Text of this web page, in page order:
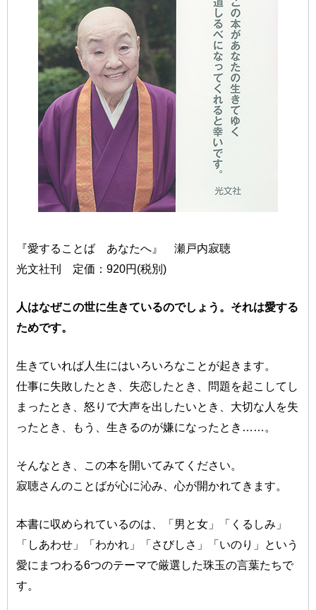
『愛することば あなたへ』 瀬戸内寂聴
光文社刊 定価：920円(税別)
人はなぜこの世に生きているのでしょう。それは愛する
ためです。
生きていれば人生にはいろいろなことが起きます。
仕事に失敗したとき、失恋したとき、問題を起こしてし
まったとき、怒りで大声を出したいとき、大切な人を失
ったとき、もう、生きるのが嫌になったとき……。
そんなとき、この本を開いてみてください。
寂聴さんのことばが心に沁み、心が開かれてきます。
本書に収められているのは、「男と女」「くるしみ」
「しあわせ」「わかれ」「さびしさ」「いのり」という
愛にまつわる6つのテーマで厳選した珠玉の言葉たちで
す。